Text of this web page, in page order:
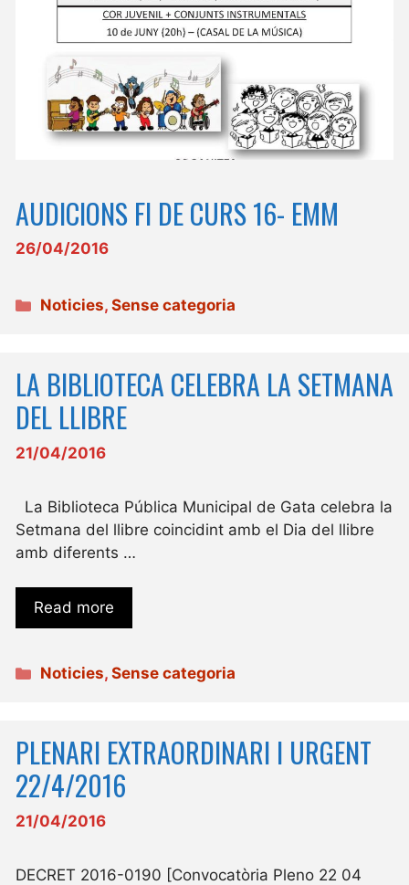
AUDICIONS FI DE CURS 16- EMM
26/04/2016
Categories
Noticies,Sense categoria
LA BIBLIOTECA CELEBRA LA SETMANA
DEL LLIBRE
21/04/2016
La Biblioteca Pública Municipal de Gata celebra la
Setmana del llibre coincidint amb el Dia del llibre
amb diferents …
Read more
Categories
Noticies,Sense categoria
PLENARI EXTRAORDINARI I URGENT
22/4/2016
21/04/2016
DECRET 2016-0190 [Convocatòria Pleno 22 04